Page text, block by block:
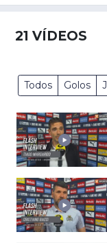
21 VÍDEOS
Todos Golos